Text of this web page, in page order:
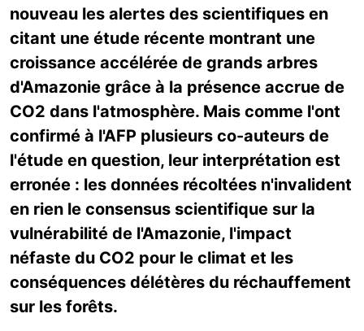
nouveau les alertes des scientifiques en
citant une étude récente montrant une
croissance accélérée de grands arbres
d'Amazonie grâce à la présence accrue de
CO2 dans l'atmosphère. Mais comme l'ont
confirmé à l'AFP plusieurs co-auteurs de
l'étude en question, leur interprétation est
erronée : les données récoltées n'invalident
en rien le consensus scientifique sur la
vulnérabilité de l'Amazonie, l'impact
néfaste du CO2 pour le climat et les
conséquences délétères du réchauffement
sur les forêts.